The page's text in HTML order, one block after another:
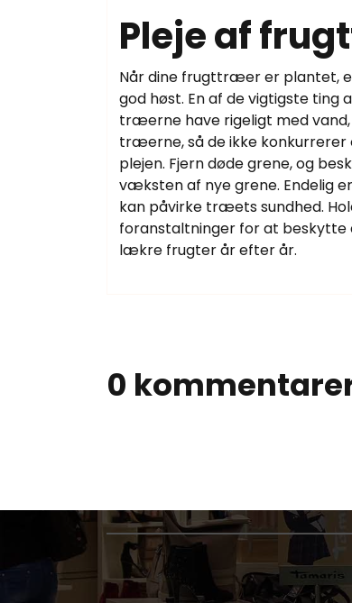
Pleje af
Når dine frugttræer er plantet,
god høst. En af de vigtigste
træerne have rigeligt med
træerne, så de ikke
plejen. Fjern døde grene, og
væksten af nye grene. Endelig
kan påvirke træets sundhed.
foranstaltninger for at
lækre frugter år efter år.
0